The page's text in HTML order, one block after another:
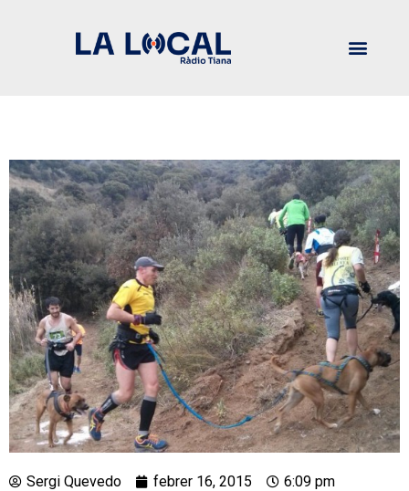
Sergi Quevedo febrer 16, 2015 6:09 pm